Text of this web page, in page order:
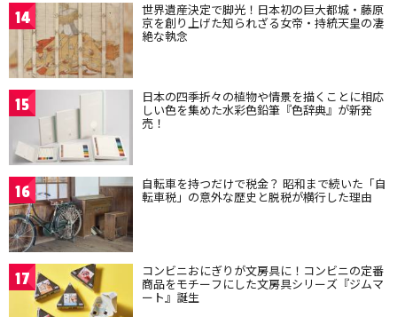
14 世界遺産決定で脚光！日本初の巨大都城・藤原
京を創り上げた知られざる女帝・持統天皇の凄
絶な執念
15 日本の四季折々の植物や情景を描くことに相応
しい色を集めた水彩色鉛筆『色辞典』が新発
売！
16 自転車を持つだけで税金？ 昭和まで続いた「自
転車税」の意外な歴史と脱税が横行した理由
17 コンビニおにぎりが文房具に！コンビニの定番
商品をモチーフにした文房具シリーズ『ジムマ
ート』誕生